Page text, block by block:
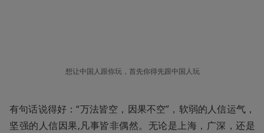
想让中国人跟你玩，首先你得先跟中国人玩
有句话说得好：“万法皆空，因果不空”，软弱的人信运气，
坚强的人信因果,凡事皆非偶然。无论是上海，广深，还是